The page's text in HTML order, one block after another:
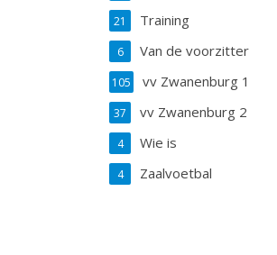
Training
21
Van de voorzitter
6
vv Zwanenburg 1
105
vv Zwanenburg 2
37
Wie is
4
Zaalvoetbal
4